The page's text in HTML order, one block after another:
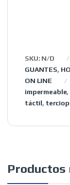
SKU: N/D
GUANTES,
ON LINE
impermeable,
táctil,
Productos